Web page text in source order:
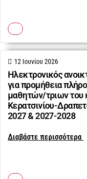
Ηλεκτρονικός
για προμήθεια
μαθητών/τριων του
Κερατσινίου-
2027 & 2027-2028
12 Ιουνίου 2026
Διαβάστε περισσότερα